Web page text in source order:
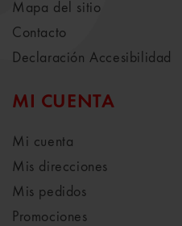
Mapa del sitio
Contacto
Declaración Accesibilidad
MI CUENTA
Mi cuenta
Mis direcciones
Mis pedidos
Promociones